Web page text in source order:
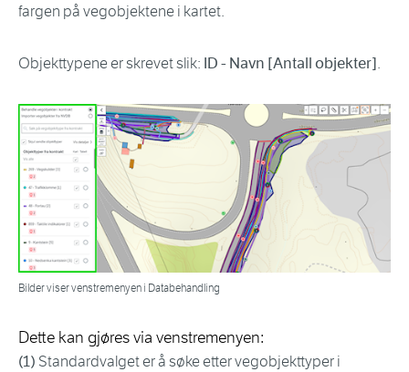
fargen på vegobjektene i kartet.
Objekttypene er skrevet slik: ID - Navn [Antall objekter].
Bilder viser venstremenyen i Databehandling
Dette kan gjøres via venstremenyen:
(1) Standardvalget er å søke etter vegobjekttyper i